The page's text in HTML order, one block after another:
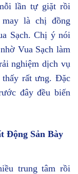
lần tự giặt rồi
là chị đồng
Sạch. Chị ý nói
Vua Sạch làm
nghiệm dịch vụ
thấy rất ưng. Đặc
đây đều biến
Động Sản Bày
trung tâm rồi